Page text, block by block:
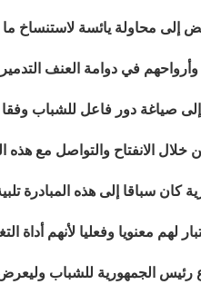
إلى محاولة يائسة لاستنساخ
في دوامة العنف
صياغة دور فاعل للشباب
الانفتاح والتواصل مع هذه
كان سباقا إلى هذه المبادرة
لهم معنويا وفعليا لأنهم أداة
رئيس الجمهورية للشباب